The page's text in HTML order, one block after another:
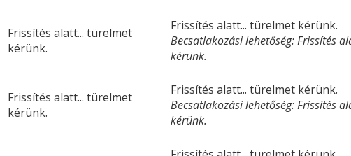
Frissítés alatt... türelmet
kérünk.
Frissítés alatt... türelmet kérünk.
Becsatlakozási lehetőség: Frissítés
kérünk.
Frissítés alatt... türelmet
kérünk.
Frissítés alatt... türelmet kérünk.
Becsatlakozási lehetőség: Frissítés
kérünk.